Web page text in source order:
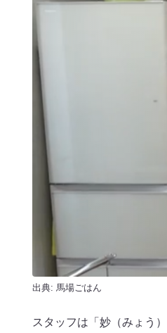
出典: 馬場ごはん
スタッフは「妙（みょう